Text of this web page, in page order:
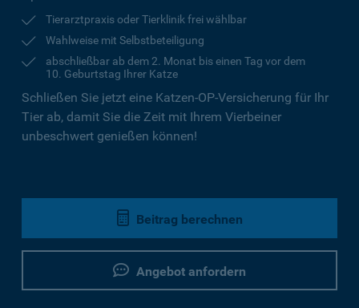
Tierarztpraxis oder Tierklinik frei wählbar
Wahlweise mit Selbstbeteiligung
abschließbar ab dem 2. Monat bis einen Tag vor dem
10. Geburtstag Ihrer Katze
Schließen Sie jetzt eine Katzen-OP-Versicherung für Ihr
Tier ab, damit Sie die Zeit mit Ihrem Vierbeiner
unbeschwert genießen können!
Beitrag berechnen
Angebot anfordern